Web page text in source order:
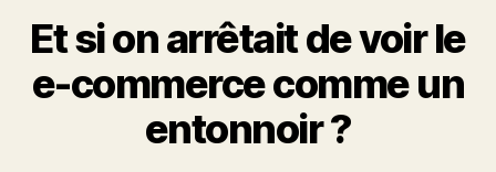
Et si on arrêtait de voir le
e-commerce comme un
entonnoir ?